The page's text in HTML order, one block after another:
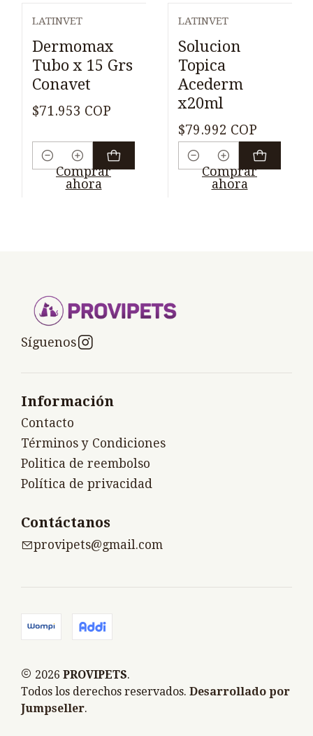
LATINVET
Dermomax
Tubo x 15 Grs
Conavet
$71.953 COP
Cantidad
Comprar
ahora
LATINVET
Solucion
Topica
Acederm
x20ml
$79.992 COP
Cantidad
Comprar
ahora
Síguenos
Información
Contacto
Términos y Condiciones
Politica de reembolso
Política de privacidad
Contáctanos
provipets@gmail.com
2026 PROVIPETS.
Todos los derechos reservados. Desarrollado por
Jumpseller.